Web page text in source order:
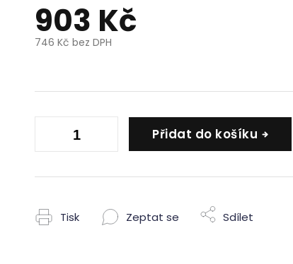
903 Kč
746 Kč bez DPH
Přidat do košíku
Tisk Zeptat se Sdílet